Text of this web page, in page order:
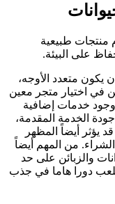
منتجات طبيعية
على البيئة.
يكون متعدد الأوجه،
في اختيار متجر معين
وجود خدمات إضافية
جودة الخدمة المقدمة،
يؤثر أيضاً المظهر
من المهم أيضاً
والزبائن على حد
تلعب دورا هاما في جذب